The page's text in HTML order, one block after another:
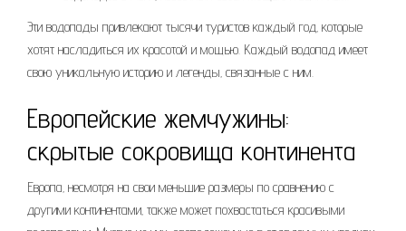
Эти водопады привлекают тысячи туристов каждый год‚ которые
хотят насладиться их красотой и мощью. Каждый водопад имеет
свою уникальную историю и легенды‚ связанные с ним.
Европейские жемчужины:
скрытые сокровища континента
Европа‚ несмотря на свои меньшие размеры по сравнению с
другими континентами‚ также может похвастаться красивыми